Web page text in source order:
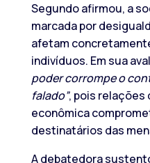
Segundo afirmou, a
marcada por
afetam
indivíduos. Em sua
poder corrompe o
falado”, pois relações
econômica
destinatários das
A debatedora